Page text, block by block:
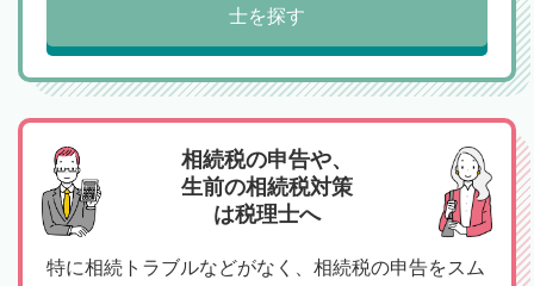
士を探す
相続税の申告や、
生前の相続税対策
は税理士へ
特に相続トラブルなどがなく、相続税の申告をスム